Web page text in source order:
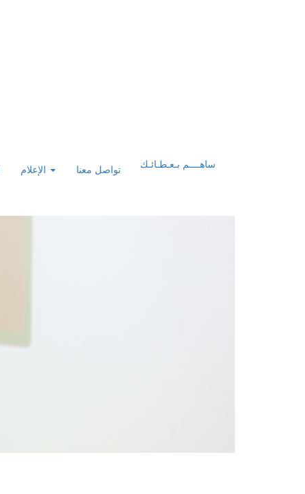
تواصل معنا ساهــــم بـعـطـائـك